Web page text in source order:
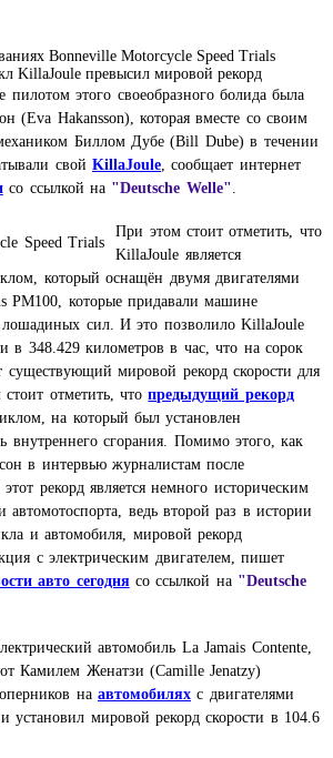
Bonneville Motorcycle Speed Trials
KillaJoule превысил мировой рекорд
пилотом этого своеобразного болида была
(Eva Hakansson), которая вместе со своим
Биллом Дубе (Bill Dube) в течении
свой KillaJoule,сообщает интернет
со ссылкой на "Deutsche Welle".
При этом стоит отметить, что
KillaJoule является
который оснащён двумя двигателями
PM100, которые придавали машине
лошадиных сил. И это позволило KillaJoule
в 348.429 километров в час, что на сорок
существующий мировой рекорд скорости для
отметить, чтопредыдущий рекорд
на который был установлен
внутреннего сгорания. Помимо этого, как
в интервью журналистам после
этот рекорд является немного историческим
автомотоспорта, ведь второй раз в истории
и автомобиля, мировой рекорд
с электрическим двигателем, пишет
авто сегоднясо ссылкой на "Deutsche
автомобиль La Jamais Contente,
Камилем Женатзи (Camille Jenatzy)
на автомобилях с двигателями
установил мировой рекорд скорости в 104.6